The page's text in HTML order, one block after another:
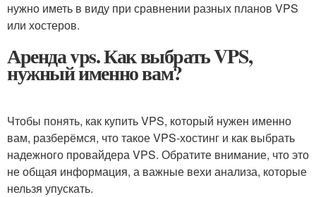
нужно иметь в виду при сравнении разных планов VPS
или хостеров.
Аренда vps. Как выбрать VPS,
нужный именно вам?
Чтобы понять, как купить VPS, который нужен именно
вам, разберёмся, что такое VPS-хостинг и как выбрать
надежного провайдера VPS. Обратите внимание, что это
не общая информация, а важные вехи анализа, которые
нельзя упускать.